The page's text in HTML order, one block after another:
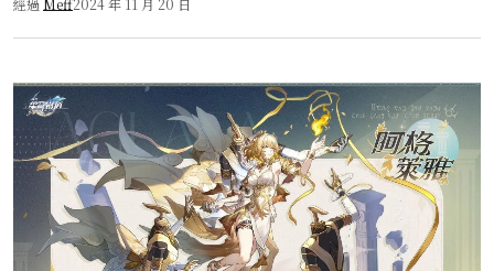
經過 Meff2024 年 11 月 20 日